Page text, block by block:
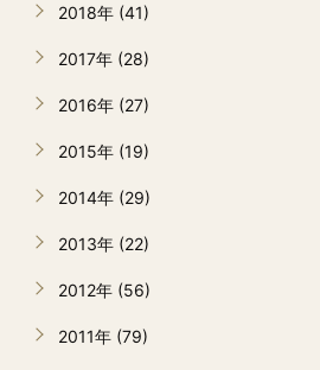
2018年 (41)
2017年 (28)
2016年 (27)
2015年 (19)
2014年 (29)
2013年 (22)
2012年 (56)
2011年 (79)